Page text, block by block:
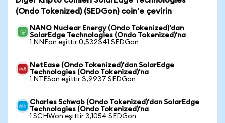
(Ondo Tokenized) (SEDGon) coin'e çevirin
NANO Nuclear Energy (Ondo Tokenized)'dan
SolarEdge Technologies (Ondo Tokenized)'na
1 NNEon eşittir 0,532341 SEDGon
NetEase (Ondo Tokenized)'dan SolarEdge
Technologies (Ondo Tokenized)'na
1 NTESon eşittir 3,9937 SEDGon
Charles Schwab (Ondo Tokenized)'dan SolarEdge
Technologies (Ondo Tokenized)'na
1 SCHWon eşittir 3,1054 SEDGon